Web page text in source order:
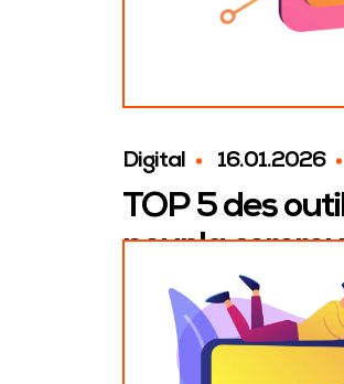
Digital 16.01.2026
TOP 5 des
pour la